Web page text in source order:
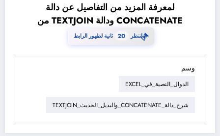
لمعرفة المزيد من التفاصيل عن دالة
CONCATENATE ودالة TEXTJOIN من
⏳انتظر 20 ثانية لظهور الرابط
وسم
الدوال_النصية_في_EXCEL
شرح_دالة_CONCATENATE_والبديل_الحديث_TEXTJOIN